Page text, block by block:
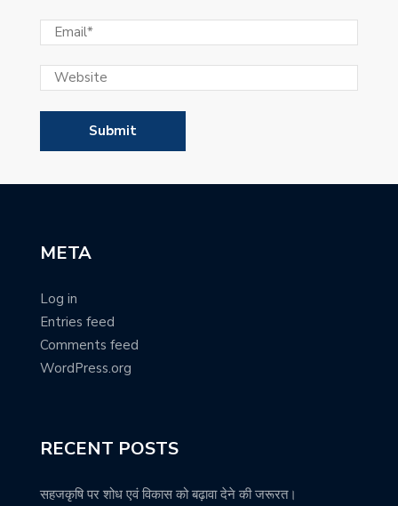
META
Log in
Entries feed
Comments feed
WordPress.org
RECENT POSTS
सहजकृषि पर शोध एवं विकास को बढ़ावा देने की जरूरत।